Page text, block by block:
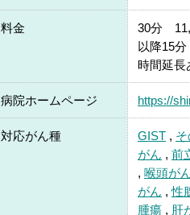
料金
30分
以降15
時間延長
病院ホームページ https://
対応がん種 GIST ,
がん , 前
, 喉頭が
がん ,性
腫瘍 , 肝